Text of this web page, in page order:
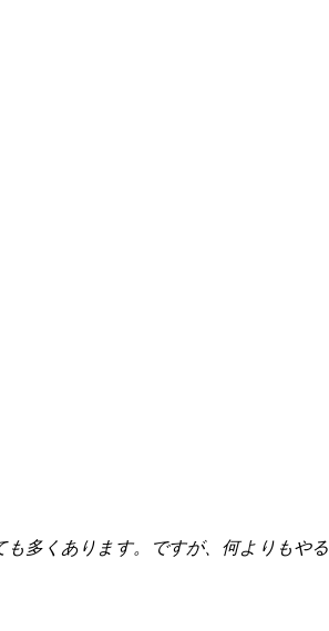
多くあります。ですが、何よりもやる